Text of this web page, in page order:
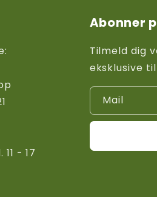
- 17
Abonner
Tilmeld dig
eksklusive
Mail